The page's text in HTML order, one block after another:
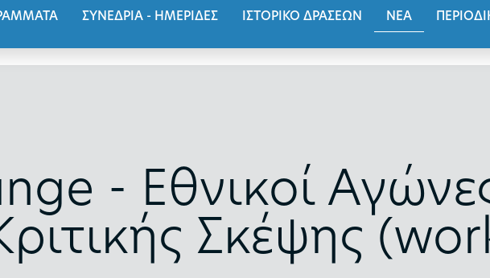
ΣΥΝΕΔΡΙΑ - ΗΜΕΡΙΔΕΣ ΙΣΤΟΡΙΚΟ ΔΡΑΣΕΩΝ ΝΕΑ
- Εθνικοί
Σκέψης